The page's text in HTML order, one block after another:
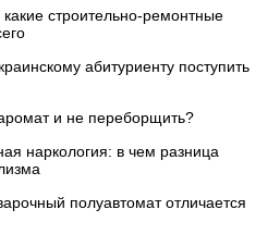
строительно-ремонтные
абитуриенту поступить
и не переборщить?
наркология: в чем разница
полуавтомат отличается